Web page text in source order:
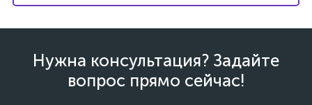
Нужна консультация? Задайте
вопрос прямо сейчас!